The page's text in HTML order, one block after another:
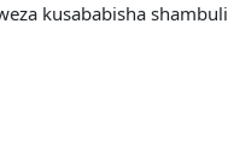
kusababisha